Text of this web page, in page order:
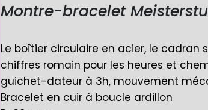
Montre-bracelet
Le boîtier circulaire en acier, le cadran
chiffres romain pour les heures et
guichet-dateur à 3h, mouvement
Bracelet en cuir à boucle ardillon